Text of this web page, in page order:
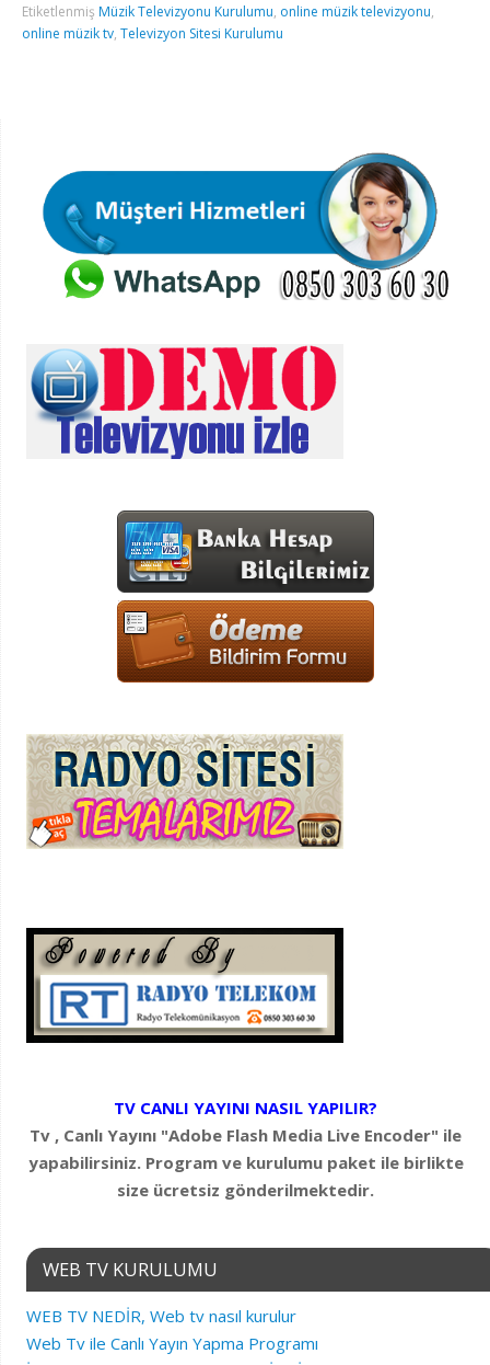
Etiketlenmiş Müzik Televizyonu Kurulumu, online müzik televizyonu,
online müzik tv,Televizyon Sitesi Kurulumu
TV CANLI YAYINI NASIL YAPILIR?
Tv , Canlı Yayını "Adobe Flash Media Live Encoder" ile
yapabilirsiniz. Program ve kurulumu paket ile birlikte
size ücretsiz gönderilmektedir.
WEB TV KURULUMU
WEB TV NEDİR, Web tv nasıl kurulur
Web Tv ile Canlı Yayın Yapma Programı